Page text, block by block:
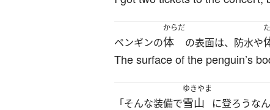
ペンギンの
からだ
体 の表面は、防水や
The surface of the penguin’s
「そんな装備で
ゆきやま
雪山 に登ろうなん